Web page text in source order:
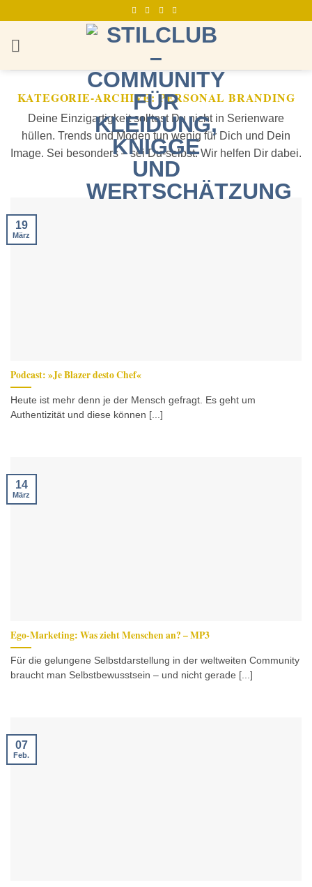
springen
KATEGORIE-ARCHIVE:PERSONAL BRANDING
Deine Einzigartigkeit solltest Du nicht in Serienware
hüllen. Trends und Moden tun wenig für Dich und Dein
Image. Sei besonders – sei Du-selbst. Wir helfen Dir dabei.
Podcast: »Je Blazer desto Chef«
Heute ist mehr denn je der Mensch gefragt. Es geht um
Authentizität und diese können [...]
19
März
Ego-Marketing: Was zieht Menschen an? – MP3
Für die gelungene Selbstdarstellung in der weltweiten Community
braucht man Selbstbewusstsein – und nicht gerade [...]
14
März
07
Feb.